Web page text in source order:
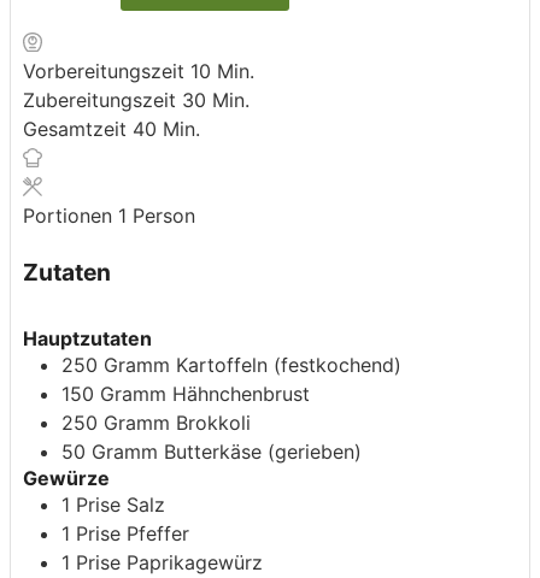
Vorbereitungszeit 10 Minuten
Min.
Zubereitungszeit 30 Minuten
Min.
Gesamtzeit 40 Minuten
Min.
Portionen 1 Person
Zutaten
Hauptzutaten
250 Gramm Kartoffeln (festkochend)
150 Gramm Hähnchenbrust
250 Gramm Brokkoli
50 Gramm Butterkäse (gerieben)
Gewürze
1 Prise Salz
1 Prise Pfeffer
1 Prise Paprikagewürz